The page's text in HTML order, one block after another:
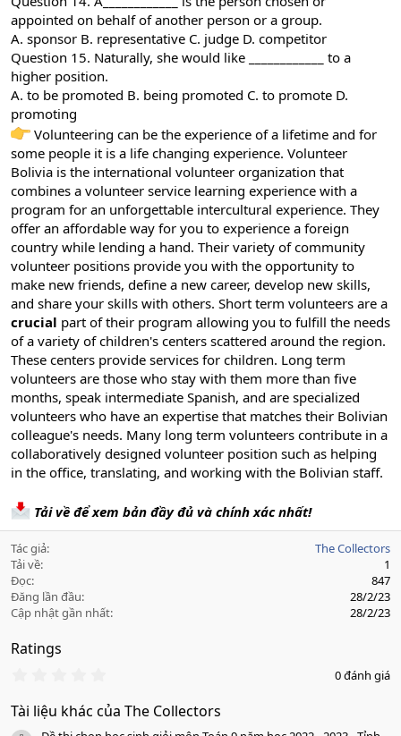
appointed on behalf of another person or a group.
A. sponsor B. representative C. judge D. competitor
Question 15. Naturally, she would like ____________ to a
higher position.
A. to be promoted B. being promoted C. to promote D.
promoting
Volunteering can be the experience of a lifetime and for
some people it is a life changing experience. Volunteer
Bolivia is the international volunteer organization that
combines a volunteer service learning experience with a
program for an unforgettable intercultural experience. They
offer an affordable way for you to experience a foreign
country while lending a hand. Their variety of community
volunteer positions provide you with the opportunity to
make new friends, define a new career, develop new skills,
and share your skills with others. Short term volunteers are a
crucial part of their program allowing you to fulfill the needs
of a variety of children's centers scattered around the region.
These centers provide services for children. Long term
volunteers are those who stay with them more than five
months, speak intermediate Spanish, and are specialized
volunteers who have an expertise that matches their Bolivian
colleague's needs. Many long term volunteers contribute in a
collaboratively designed volunteer position such as helping
in the office, translating, and working with the Bolivian staff.
Tải về để xem bản đầy đủ và chính xác nhất!
Tác giả
The Collectors
Tải về
1
Đọc
847
Đăng lần đầu
28/2/23
Cập nhật gần nhất
28/2/23
Ratings
0
0
0 đánh giá
Tài liệu khác của The Collectors